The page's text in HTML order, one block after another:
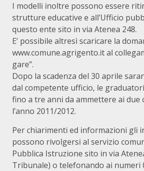
I modelli inoltre possono essere
strutture educative e all’Ufficio
questo ente sito in via Atenea 248.
E’ possibile altresì scaricare la
www.comune.agrigento.it al
gare”.
Dopo la scadenza del 30 aprile
dal competente ufficio, le
fino a tre anni da ammettere ai due
l’anno 2011/2012.
Per chiarimenti ed informazioni gli
possono rivolgersi al servizio
Pubblica Istruzione sito in via
Tribunale) o telefonando ai numeri